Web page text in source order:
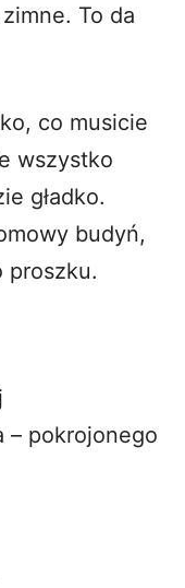
To da
co musicie
wszystko
gładko.
budyń,
proszku.
– pokrojonego